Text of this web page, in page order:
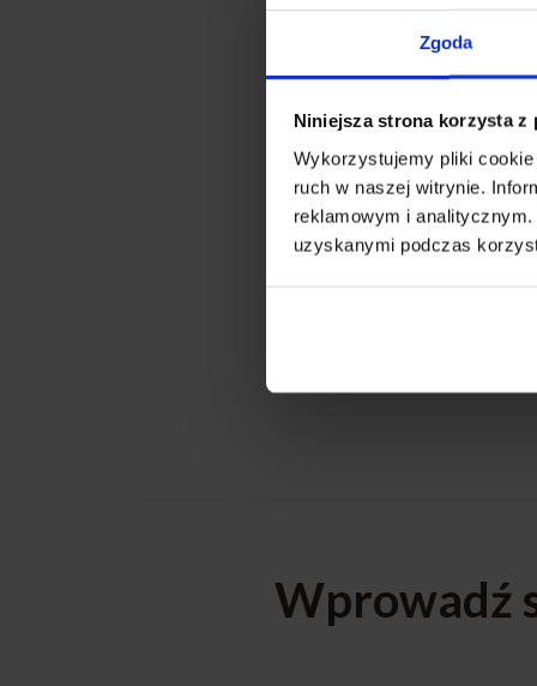
Zgoda
Niniejsza strona korzysta z
Wykorzystujemy pliki
ruch w naszej witrynie.
reklamowym i
uzyskanymi podczas
Wprowadź